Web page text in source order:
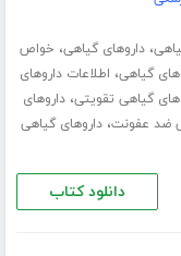
،داروهای گیاهی، خواص
گیاهی، اطلاعات داروهای
گیاهی تقویتی،داروهای
ضد عفونت،داروهای گیاهی
دانلود کتاب